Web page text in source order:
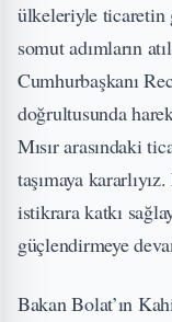
ülkeleriyle
somut adımların
Cumhurbaşkanı
doğrultusunda
Mısır arasındaki
taşımaya
istikrara katkı
güçlendirmeye
Bakan Bolat’ın